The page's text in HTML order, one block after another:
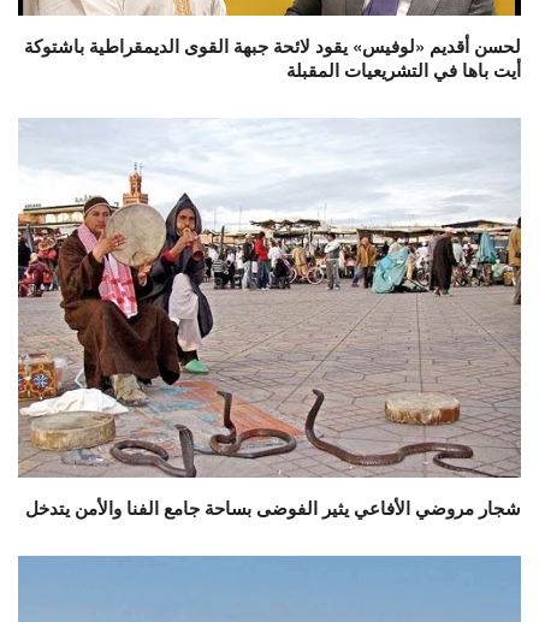
لحسن أقديم «لوفيس» يقود لائحة جبهة القوى الديمقراطية باشتوكة
أيت باها في التشريعيات المقبلة
شجار مروضي الأفاعي يثير الفوضى بساحة جامع الفنا والأمن يتدخل